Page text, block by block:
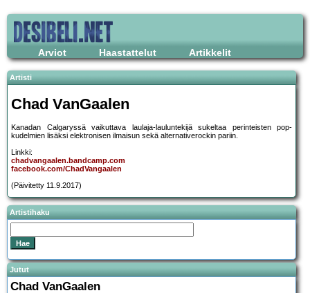
Arviot Haastattelut Artikkelit
Artisti
Chad VanGaalen
Kanadan Calgaryssä vaikuttava laulaja-lauluntekijä sukeltaa perinteisten pop-
kudelmien lisäksi elektronisen ilmaisun sekä alternativerockin pariin.
Linkki:
chadvangaalen.bandcamp.com
facebook.com/ChadVangaalen
(Päivitetty 11.9.2017)
Artistihaku
Jutut
Chad VanGaalen